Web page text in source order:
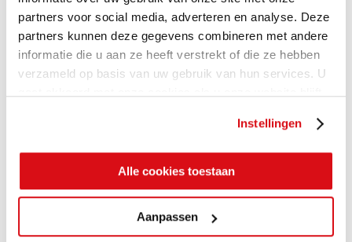
partners voor social media, adverteren en analyse. Deze
partners kunnen deze gegevens combineren met andere
informatie die u aan ze heeft verstrekt of die ze hebben
verzameld op basis van uw gebruik van hun services. U
Instellingen
Alle cookies toestaan
Aanpassen